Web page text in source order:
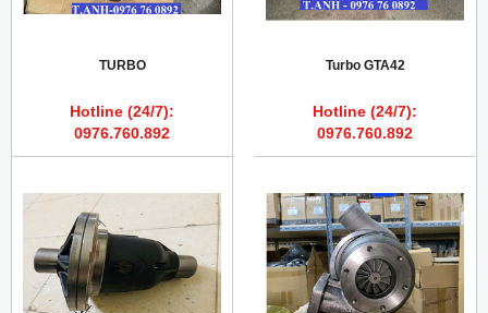
TURBO
Hotline (24/7):
0976.760.892
Turbo GTA42
Hotline (24/7):
0976.760.892